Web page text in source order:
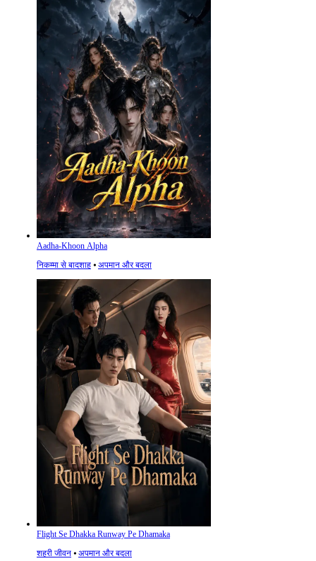
Aadha-Khoon Alpha
निकम्मा से बादशाह ⦁ अपमान और बदला
Flight Se Dhakka Runway Pe Dhamaka
शहरी जीवन ⦁ अपमान और बदला